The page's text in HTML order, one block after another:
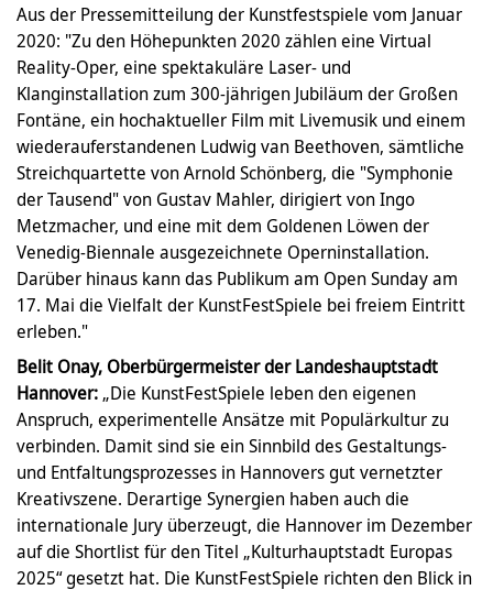
Aus der Pressemitteilung der Kunstfestspiele vom Januar
2020: "Zu den Höhepunkten 2020 zählen eine Virtual
Reality-Oper, eine spektakuläre Laser- und
Klanginstallation zum 300-jährigen Jubiläum der Großen
Fontäne, ein hochaktueller Film mit Livemusik und einem
wiederauferstandenen Ludwig van Beethoven, sämtliche
Streichquartette von Arnold Schönberg, die "Symphonie
der Tausend" von Gustav Mahler, dirigiert von Ingo
Metzmacher, und eine mit dem Goldenen Löwen der
Venedig-Biennale ausgezeichnete Operninstallation.
Darüber hinaus kann das Publikum am Open Sunday am
17. Mai die Vielfalt der KunstFestSpiele bei freiem Eintritt
erleben."
Belit Onay, Oberbürgermeister der Landeshauptstadt
Hannover: „Die KunstFestSpiele leben den eigenen
Anspruch, experimentelle Ansätze mit Populärkultur zu
verbinden. Damit sind sie ein Sinnbild des Gestaltungs-
und Entfaltungsprozesses in Hannovers gut vernetzter
Kreativszene. Derartige Synergien haben auch die
internationale Jury überzeugt, die Hannover im Dezember
auf die Shortlist für den Titel „Kulturhauptstadt Europas
2025“ gesetzt hat. Die KunstFestSpiele richten den Blick in